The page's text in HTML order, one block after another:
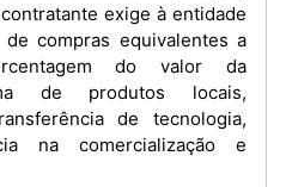
exige à entidade
compras equivalentes a
do valor da
de produtos locais,
de tecnologia,
na comercialização e